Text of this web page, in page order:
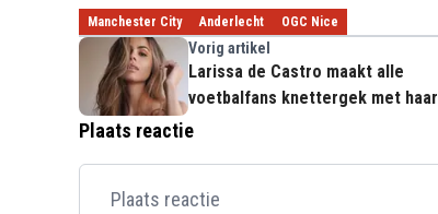
Manchester City Anderlecht OGC Nice
Vorig artikel
Larissa de Castro maakt alle
voetbalfans knettergek met haar
strakke lijf: "Howla!"
Plaats reactie